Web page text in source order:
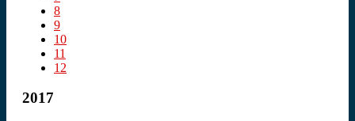
8
9
10
11
12
2017